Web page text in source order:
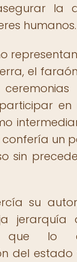
la
humanos.
el
en
confería un
sin
su
jerarquía
que lo
del